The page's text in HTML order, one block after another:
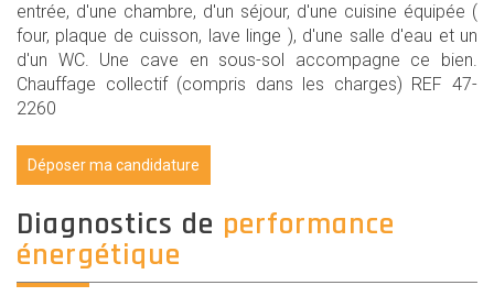
entrée, d'une chambre, d'un séjour, d'une cuisine équipée (
four, plaque de cuisson, lave linge ), d'une salle d'eau et un
d'un WC. Une cave en sous-sol accompagne ce bien.
Chauffage collectif (compris dans les charges) REF 47-
2260
Déposer ma candidature
diagnostics de performance
énergétique